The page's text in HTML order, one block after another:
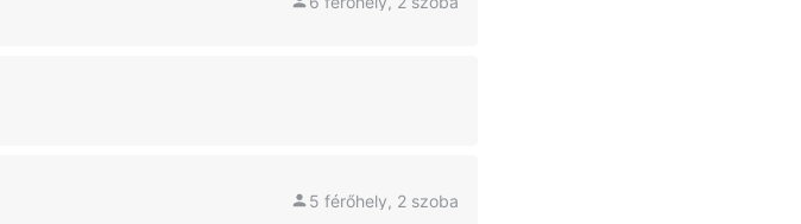
5 férőhely, 2 szoba